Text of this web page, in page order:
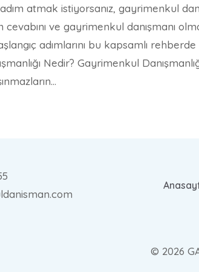
atmak istiyorsanız, gayrimenkul
ve gayrimenkul danışmanı
adımlarını bu kapsamlı
Nedir? Gayrimenkul
© 2026